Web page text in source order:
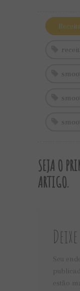
SEJA O
ARTIGO.
Seu
estão